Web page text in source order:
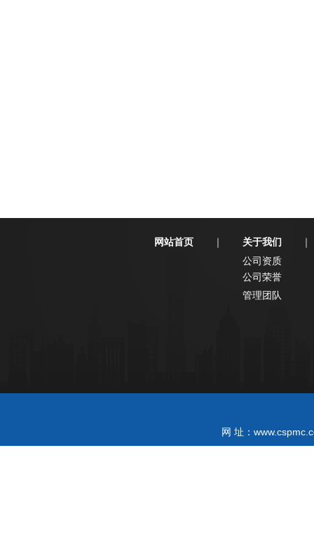
网站首页 关于我们
公司资质
公司荣誉
管理团队
网 址：